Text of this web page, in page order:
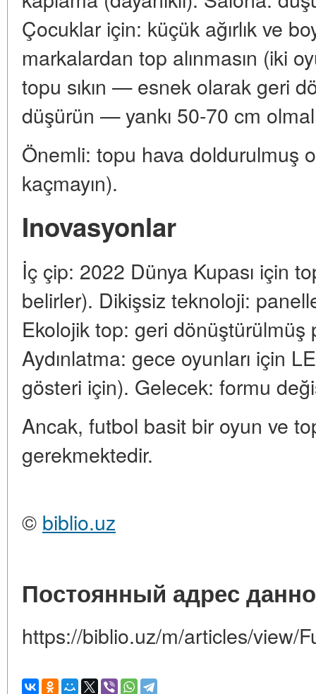
Çocuklar için: küçük ağırlık ve
markalardan top alınmasın (iki
topu sıkın — esnek olarak geri
düşürün — yankı 50-70 cm
Önemli: topu hava doldurulmuş
kaçmayın).
Inovasyonlar
İç çip: 2022 Dünya Kupası için
belirler). Dikişsiz teknoloji:
Ekolojik top: geri
Aydınlatma: gece oyunları için
gösteri için). Gelecek: formu
Ancak, futbol basit bir oyun ve
gerekmektedir.
© biblio.uz
Постоянный адрес
https://biblio.uz/m/articles/view/